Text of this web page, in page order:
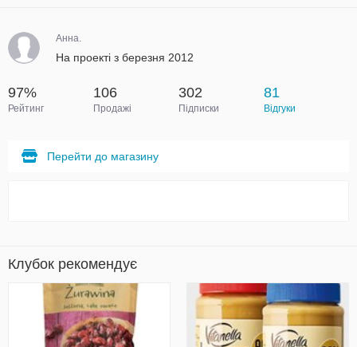
Анна.
На проекті з березня 2012
97%
Рейтинг
106
Продажі
302
Підписки
81
Відгуки
Перейти до магазину
Клубок рекомендує